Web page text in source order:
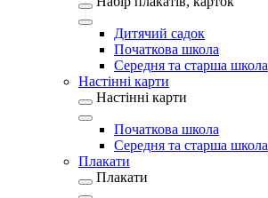
Дитячий садок
Початкова школа
Середня та старша школа
Настінні карти
Настінні карти
Початкова школа
Середня та старша школа
Плакати
Плакати